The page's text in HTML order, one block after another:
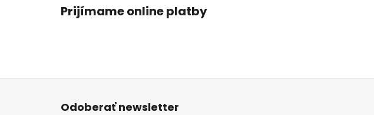
Prijímame online platby
Z
Odoberať newsletter